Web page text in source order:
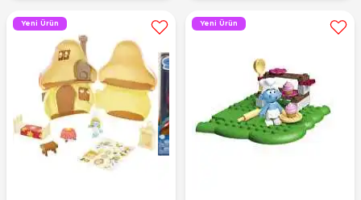
Yeni Ürün Yeni Ürün